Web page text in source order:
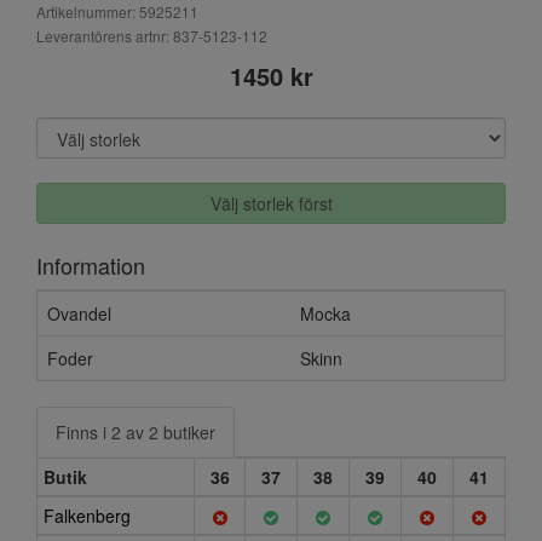
Artikelnummer: 5925211
Leverantörens artnr: 837-5123-112
1450 kr
Välj storlek först
Information
Ovandel
Mocka
Foder
Skinn
Finns i 2 av 2 butiker
Butik
36 37 38 39 40
41
Falkenberg